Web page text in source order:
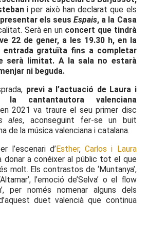
i per això han declarat que els
els seusEspais, a la Casa
Serà en un concert que tindrà
22 de gener, a les 19.30 h, en la
entrada gratuïta fins a completar
serà limitat. A la sala no estarà
ni beguda.
previ a l’actuació de Laura i
la cantantautora valenciana
2021 va traure el seu primer disc
ales, aconseguint fer-se un buit
de la música valenciana i catalana.
l’escenari d’Esther,Carlos i Laura
donar a conéixer al públic tot el que
molt. Els contrastos de ‘Muntanya’,
l’emoció de’Selva’ o el flow
per només nomenar alguns dels
duet valencià que continua